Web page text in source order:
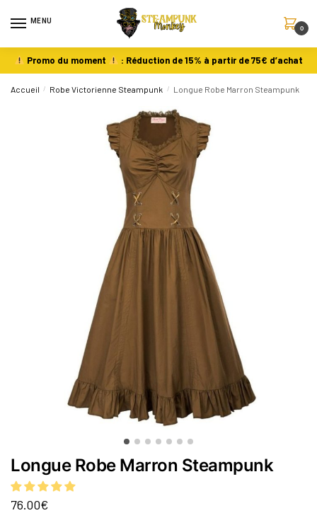
MENU
0
Promo du moment : Réduction de 15% à partir de 75€ d’achat
Accueil / Robe Victorienne Steampunk / Longue Robe Marron Steampunk
Longue Robe Marron Steampunk
76.00€